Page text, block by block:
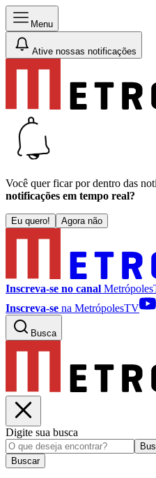
Menu
Ative nossas notificações
Você quer ficar por dentro das
notificações em tempo real?
Eu quero! Agora não
Inscreva-se no canal
Inscreva-se na MetrópolesTV
Busca
Digite sua busca
Buscar